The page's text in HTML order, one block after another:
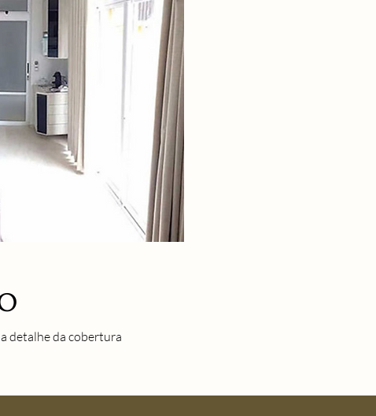
detalhe da cobertura